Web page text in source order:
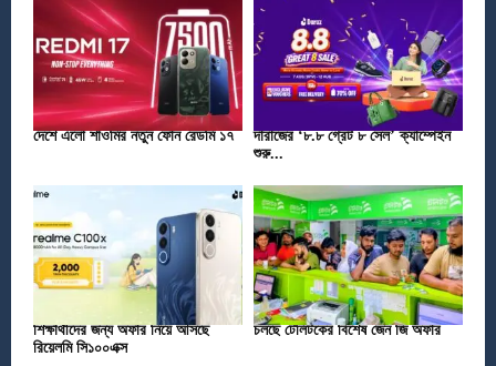
দেশে এলো শাওমির নতুন ফোন রেডমি ১৭
দারাজের ‘৮.৮ গ্রেট ৮ সেল’ ক্যাম্পেইন
শুরু...
শিক্ষার্থীদের জন্য অফার নিয়ে আসছে
রিয়েলমি সি১০০এক্স
চলছে টেলিটকের বিশেষ জেন জি অফার